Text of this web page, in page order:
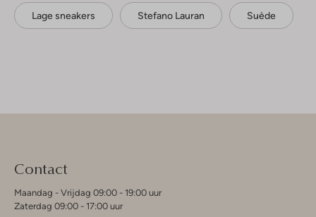
Lage sneakers Stefano Lauran Suède
Contact
Maandag - Vrijdag 09:00 - 19:00 uur
Zaterdag 09:00 - 17:00 uur